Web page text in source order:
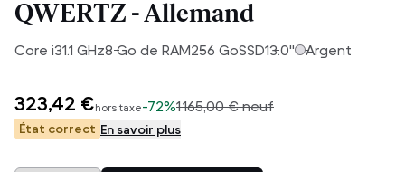
QWERTZ - Allemand
Core i31.1 GHz8Go de RAM256 GoSSD13.0" Argent
323,42 €hors taxe-72%1 165,00 € neuf
État correct En savoir plus